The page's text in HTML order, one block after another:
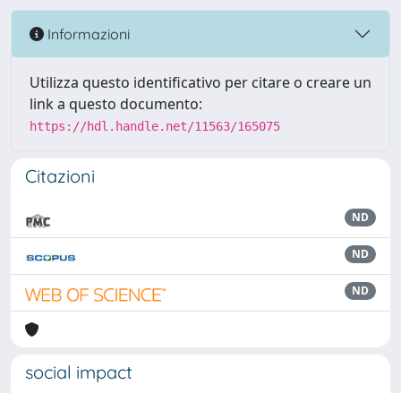
Informazioni
Utilizza questo identificativo per citare o creare un
link a questo documento:
https://hdl.handle.net/11563/165075
Citazioni
ND
ND
ND
social impact